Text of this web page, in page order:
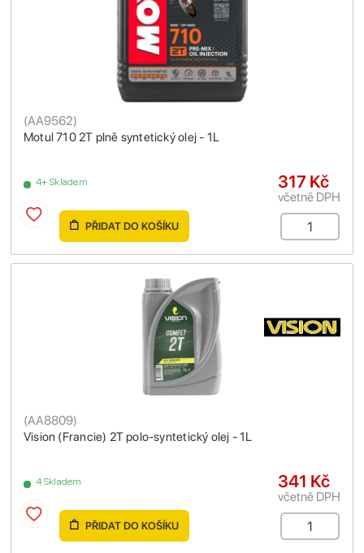
Motul 710 2T plně syntetický olej - 1L
(AA9562)
4+ Skladem 317 Kč
včetně DPH
PŘIDAT DO KOŠÍKU
Vision (Francie) 2T polo-syntetický olej - 1L
(AA8809)
4 Skladem 341 Kč
včetně DPH
PŘIDAT DO KOŠÍKU